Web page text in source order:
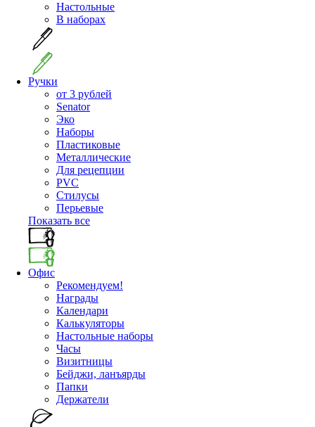
Настольные
В наборах
Ручки
от 3 рублей
Senator
Эко
Наборы
Пластиковые
Металлические
Для рецепции
PVC
Стилусы
Перьевые
Показать все
Офис
Рекомендуем!
Награды
Календари
Калькуляторы
Настольные наборы
Часы
Визитницы
Бейджи, ланъярды
Папки
Держатели